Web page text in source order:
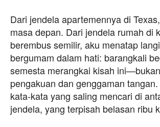
Dari jendela apartemennya di
masa depan. Dari jendela rumah di
berembus semilir, aku menatap
bergumam dalam hati: barangkali
semesta merangkai kisah
pengakuan dan genggaman
kata-kata yang saling mencari di
jendela, yang terpisah belasan ribu